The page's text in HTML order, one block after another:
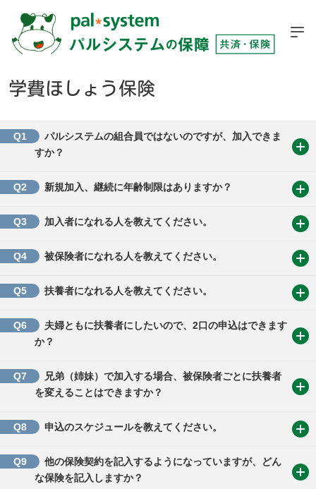
学費ほしょう保険
Q1
パルシステムの組合員ではないのですが、加入できま
すか？
Q2 新規加入、継続に年齢制限はありますか？
Q3 加入者になれる人を教えてください。
Q4 被保険者になれる人を教えてください。
Q5 扶養者になれる人を教えてください。
Q6
夫婦ともに扶養者にしたいので、2口の申込はできます
か？
Q7
兄弟（姉妹）で加入する場合、被保険者ごとに扶養者
を変えることはできますか？
Q8 申込のスケジュールを教えてください。
Q9
他の保険契約を記入するようになっていますが、どん
な保険を記入しますか？